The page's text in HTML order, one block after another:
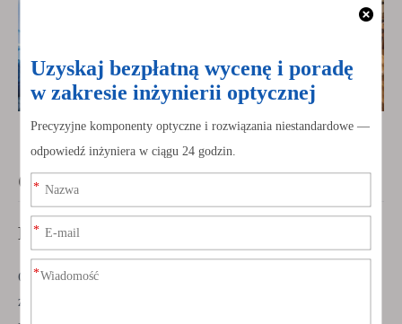
Często zadawane pytania
P: Co to jest teleskop Ritchey Chrétien?
Odp.: Teleskop Ritchey Chrétien to rodzaj teleskopu
zwierciadlanego, w którym zastosowano system dwóch